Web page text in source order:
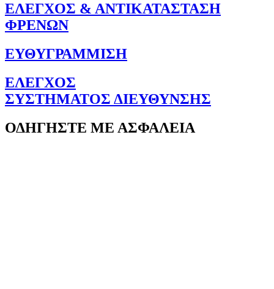
ΕΛΕΓΧΟΣ & ΑΝΤΙΚΑΤΑΣΤΑΣΗ
ΦΡΕΝΩΝ
ΕΥΘΥΓΡΑΜΜΙΣΗ
ΕΛΕΓΧΟΣ
ΣΥΣΤΗΜΑΤΟΣ ΔΙΕΥΘΥΝΣΗΣ
ΟΔΗΓΗΣΤΕ ΜΕ ΑΣΦΑΛΕΙΑ